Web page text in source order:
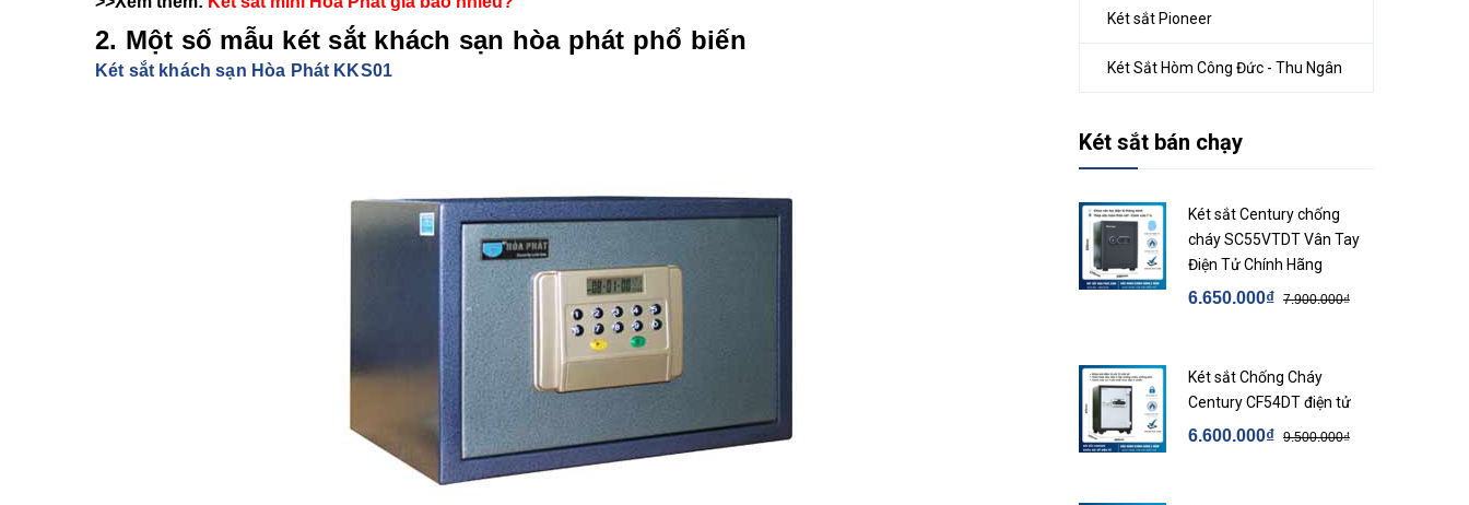
2. Một số mẫu két sắt khách sạn hòa phát phổ biến
Két sắt khách sạn Hòa Phát KKS01
Két sắt Pioneer
Két Sắt Hòm Công Đức - Thu Ngân
Két sắt bán chạy
Két sắt Century chống
cháy SC55VTDT Vân Tay
Điện Tử Chính Hãng
6.650.000₫ 7.900.000₫
Két sắt Chống Cháy
Century CF54DT điện tử
6.600.000₫ 9.500.000₫